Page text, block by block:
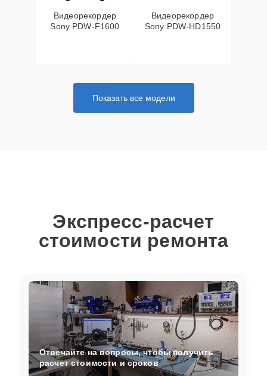
Видеорекордер
Sony PDW-F1600
Видеорекордер
Sony PDW-HD1550
Показать все модели
Экспресс-расчет
стоимости ремонта
Отвечайте на вопросы, чтобы получить
расчет стоимости и сроков